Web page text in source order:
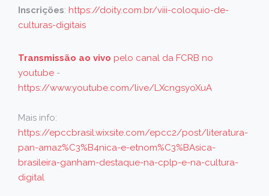
Inscrições: https://doity.com.br/viii-coloquio-de-
culturas-digitais
Transmissão ao vivo pelo canal da FCRB no
youtube -
https://www.youtube.com/live/LXcngsyoXuA
Mais info:
https://epccbrasil.wixsite.com/epcc2/post/literatura-
pan-amaz%C3%B4nica-e-etnom%C3%BAsica-
brasileira-ganham-destaque-na-cplp-e-na-cultura-
digital